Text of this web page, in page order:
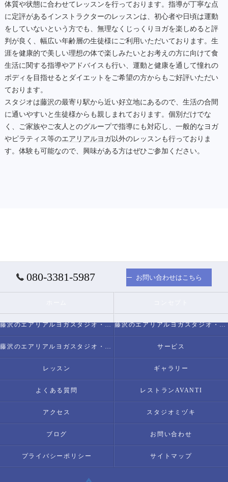
体質や状態に合わせてレッスンを行っております。指導が丁寧な点
に定評があるインストラクターのレッスンは、初心者や日頃は運動
をしていないという方でも、無理なくじっくりヨガを楽しめると評
判が良く、幅広い年齢層の生徒様にご利用いただいております。生
涯を健康的で美しい理想の体で楽しみたいとお考えの方に向けて食
生活に関する指導やアドバイスも行い、運動と健康を通して憧れの
ボディを目指せるとダイエットをご希望の方からもご好評いただい
ております。
スタジオは藤沢の最寄り駅から近い好立地にあるので、生活の合間
に通いやすいと生徒様からも親しまれております。個別だけでな
く、ご家族やご友人とのグループで指導にも対応し、一般的なヨガ
やピラティス等のエアリアルヨガ以外のレッスンも行っておりま
す。体験も可能なので、興味がある方はぜひご参加ください。
080-3381-5987 お問い合わせはこちら
藤沢のエアリアルヨガスタジオ・スタジオミヅキについて 藤沢のエアリアルヨガスタジオ・スタジオミヅキの必要とされる理由
藤沢のエアリアルヨガスタジオ・スタジオミヅキの内容について サービス
レッスン ギャラリー
よくある質問 レストランAVANTI
アクセス スタジオミヅキ
ブログ お問い合わせ
プライバシーポリシー サイトマップ